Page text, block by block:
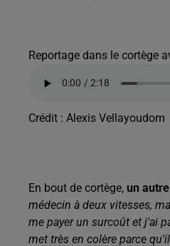
Reportage dans le cortège
Crédit : Alexis Vellayoudom
En bout de cortège, un
médecin à deux vitesses,
me payer un surcoût et j'ai
met très en colère parce